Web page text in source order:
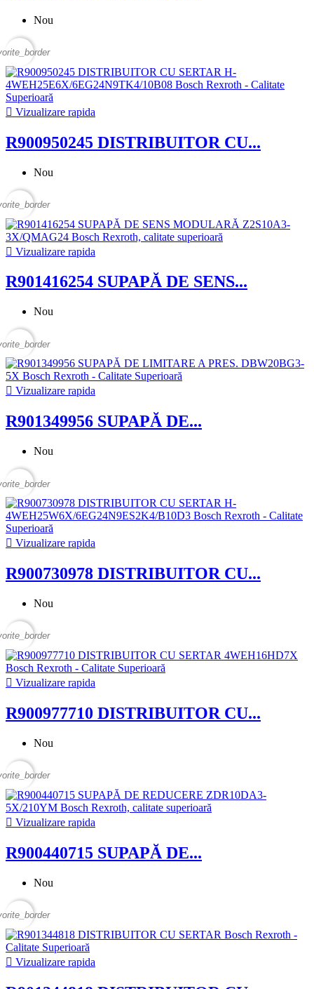
Nou
 Vizualizare rapida
R900950245 DISTRIBUITOR CU...
Nou
 Vizualizare rapida
R901416254 SUPAPĂ DE SENS...
Nou
 Vizualizare rapida
R901349956 SUPAPĂ DE...
Nou
 Vizualizare rapida
R900730978 DISTRIBUITOR CU...
Nou
 Vizualizare rapida
R900977710 DISTRIBUITOR CU...
Nou
 Vizualizare rapida
R900440715 SUPAPĂ DE...
Nou
 Vizualizare rapida